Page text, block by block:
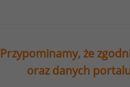
Przypominamy, że
oraz danych